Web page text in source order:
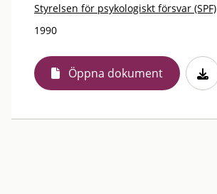
Styrelsen för psykologiskt försvar (SPF)
1990
Öppna dokument